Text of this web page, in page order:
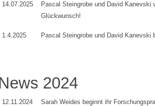
14.07.2025
Pascal Steingrobe und David Kanevski
Glückwunsch!
1.4.2025 Pascal Steingrobe und David Kanevski
2024
12.11.2024 Sarah Weides beginnt ihr